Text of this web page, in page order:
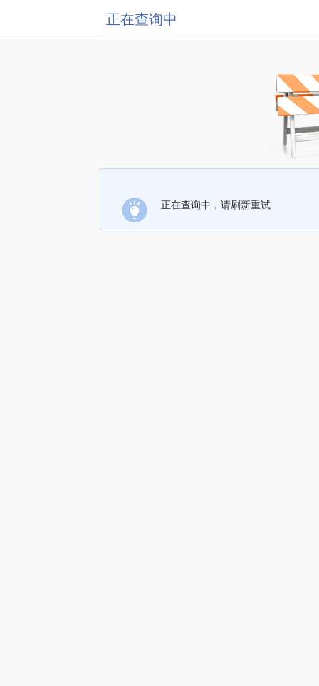
正在查询中
正在查询中，请刷新重试